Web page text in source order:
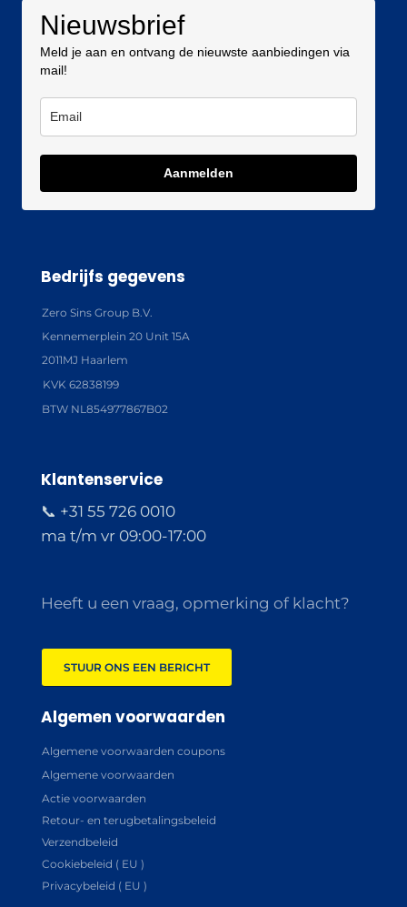
Nieuwsbrief
Meld je aan en ontvang de nieuwste aanbiedingen via
mail!
Aanmelden
Bedrijfs gegevens
Zero Sins Group B.V.
Kennemerplein 20 Unit 15A
2011MJ Haarlem
KVK 62838199
BTW NL854977867B02
Klantenservice
📞 +31 55 726 0010
ma t/m vr 09:00-17:00
Heeft u een vraag, opmerking of klacht?
STUUR ONS EEN BERICHT
Algemen voorwaarden
Algemene voorwaarden coupons
Algemene voorwaarden
Actie voorwaarden
Retour- en terugbetalingsbeleid
Verzendbeleid
Cookiebeleid ( EU )
Privacybeleid ( EU )